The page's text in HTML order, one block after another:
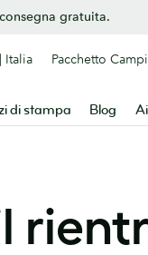
gratuita.
di stampa Blog
Italia Pacchetto